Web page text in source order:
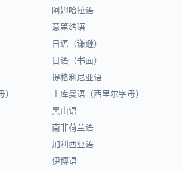
阿姆哈拉语
意第绪语
日语（谦逊）
日语（书面）
提格利尼亚语
土库曼语（西里尔字母）
黑山语
南非荷兰语
加利西亚语
伊博语